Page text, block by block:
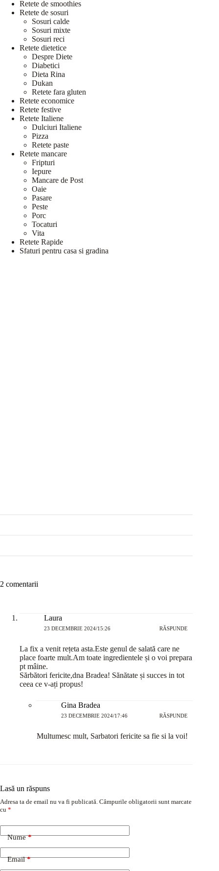
Retete de smoothies
Retete de sosuri
Sosuri calde
Sosuri mixte
Sosuri reci
Retete dietetice
Despre Diete
Diabetici
Dieta Rina
Dukan
Retete fara gluten
Retete economice
Retete festive
Retete Italiene
Dulciuri Italiene
Pizza
Retete paste
Retete mancare
Fripturi
Iepure
Mancare de Post
Oaie
Pasare
Peste
Porc
Tocaturi
Vita
Retete Rapide
Sfaturi pentru casa si gradina
2 comentarii
Laura
23 DECEMBRIE 2024/15:26 RĂSPUNDE
La fix a venit rețeta asta.Este genul de salată care ne
place foarte mult.Am toate ingredientele și o voi prepara
pt mâine.
Sărbători fericite,dna Bradea! Sănătate și succes in tot
ceea ce v-ați propus!
Gina Bradea
23 DECEMBRIE 2024/17:46 RĂSPUNDE
Multumesc mult, Sarbatori fericite sa fie si la voi!
Lasă un răspuns
Adresa ta de email nu va fi publicată. Câmpurile obligatorii sunt marcate
cu *
Nume*
Email*